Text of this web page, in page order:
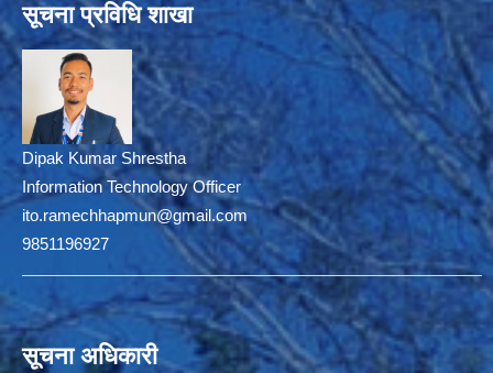
सूचना प्रविधि शाखा
Dipak Kumar Shrestha
Information Technology Officer
ito.ramechhapmun@gmail.com
9851196927
सूचना अधिकारी